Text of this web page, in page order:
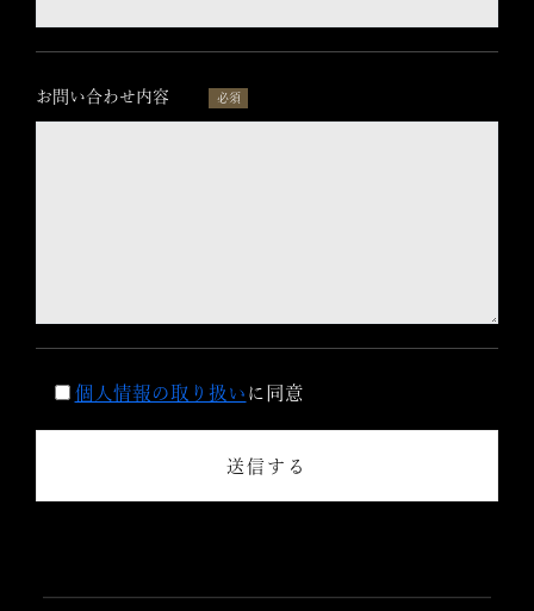
お問い合わせ内容 必須
個人情報の取り扱い に同意
送信する